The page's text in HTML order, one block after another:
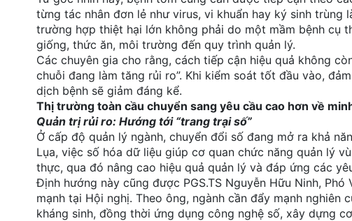
từng tác nhân đơn lẻ như virus, vi khuẩn hay ký sinh
trường hợp thiệt hại lớn không phải do một mầm bệnh cụ
giống, thức ăn, môi trường đến quy trình quản lý.
Các chuyên gia cho rằng, cách tiếp cận hiệu quả không
chuỗi đang làm tăng rủi ro”. Khi kiểm soát tốt đầu vào,
dịch bệnh sẽ giảm đáng kể.
Thị trường toàn cầu chuyển sang yêu cầu cao hơn về
Quản trị rủi ro: Hướng tới “trang trại số”
Ở cấp độ quản lý ngành, chuyển đổi số đang mở ra khả
Lụa, việc số hóa dữ liệu giúp cơ quan chức năng quản lý
thực, qua đó nâng cao hiệu quả quản lý và đáp ứng các
Định hướng này cũng được PGS.TS Nguyễn Hữu Ninh,
mạnh tại Hội nghị. Theo ông, ngành cần đẩy mạnh
kháng sinh, đồng thời ứng dụng công nghệ số, xây dựng